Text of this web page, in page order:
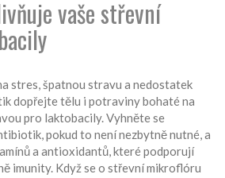
vaše střevní
stres, špatnou stravu a nedostatek
dopřejte tělu i potraviny bohaté na
pro laktobacily. Vyhněte se
pokud to není nezbytně nutné, a
a antioxidantů, které podporují
imunity. Když se o střevní mikroflóru